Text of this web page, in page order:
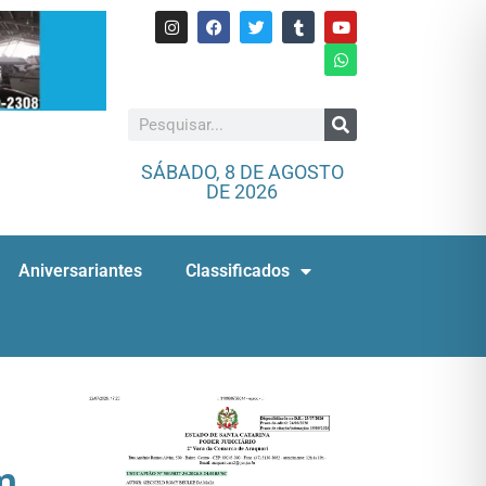
SÁBADO, 8 DE AGOSTO
DE 2026
Aniversariantes Classificados